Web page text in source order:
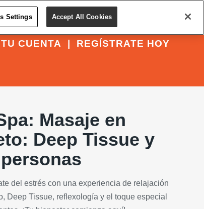
REGÍSTRATE HOY
CUENTA
Masaje en
Deep Tissue y
del estrés con una experiencia de relajación
Deep Tissue, reflexología y el toque especial
Settings Accept All Cookies